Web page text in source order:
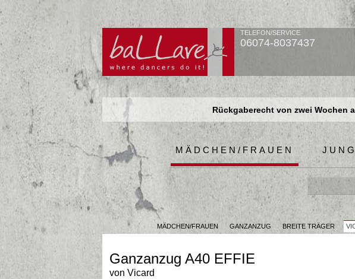
TELEFON/SERVICE
06074-8037437
Rückgaberecht von zwei Wochen
Rückgaberecht von zwei Wochen
Rückgaberecht von zwei Wochen
MÄDCHEN/FRAUEN
MÄDCHEN/FRAUEN GANZANZUG BREITE TRÄGER
Ganzanzug A40 EFFIE
von Vicard